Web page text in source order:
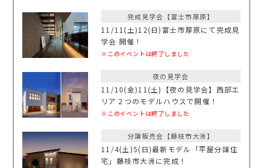
完成見学会【富士市厚原】
11/11(土)12(日)富士市厚原にて完成見
学会 開催！
※このイベントは終了しました
夜の見学会
11/10(金)11(土)【夜の見学会】西部エ
リア２つのモデルハウスで開催！
※このイベントは終了しました
分譲販売会【藤枝市大洲】
11/4(土)5(日)最新モデル「平屋分譲住
宅」藤枝市大洲に完成！